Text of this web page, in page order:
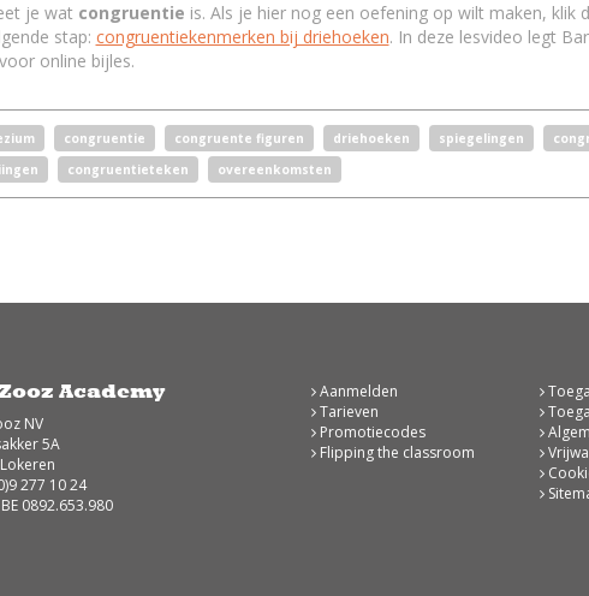
je wat congruentie is. Als je hier nog een oefening op wilt maken, klik
stap: congruentiekenmerken bij driehoeken. In deze lesvideo legt
online bijles.
congruentie congruente figuren driehoeken spiegelingen
congruentieteken overeenkomsten
Academy
NV
5A
277 10 24
0892.653.980
Aanmelden
Tarieven
Promotiecodes
Flipping the classroom